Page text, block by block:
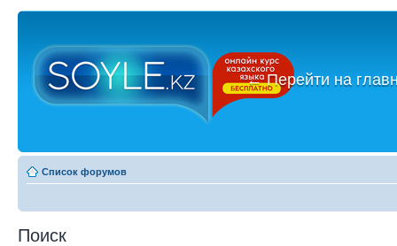
←Перейти на
Список форумов
Поиск